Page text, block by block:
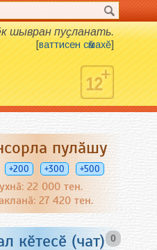
шывран пуҫланать.
[ваттисен сӑмахӗ]
пулӑшу
+200 +300 +500
22 000 тен.
27 420 тен.
0
кӗтесӗ (чат)